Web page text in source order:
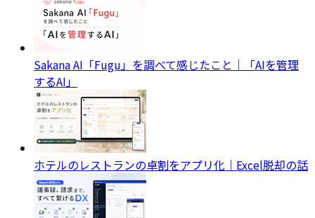
Sakana AI「Fugu」を調べて感じたこと｜「AIを管理
するAI」
ホテルのレストランの卓割をアプリ化｜Excel脱却の話